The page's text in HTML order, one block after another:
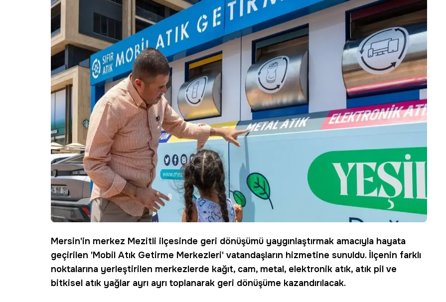
Mersin'in merkez Mezitli ilçesinde geri dönüşümü yaygınlaştırmak amacıyla hayata
geçirilen 'Mobil Atık Getirme Merkezleri' vatandaşların hizmetine sunuldu. İlçenin farklı
noktalarına yerleştirilen merkezlerde kağıt, cam, metal, elektronik atık, atık pil ve
bitkisel atık yağlar ayrı ayrı toplanarak geri dönüşüme kazandırılacak.